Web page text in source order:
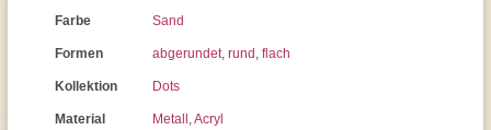
Farbe Sand
Formen abgerundet, rund , flach
Kollektion Dots
Material Metall ,Acryl